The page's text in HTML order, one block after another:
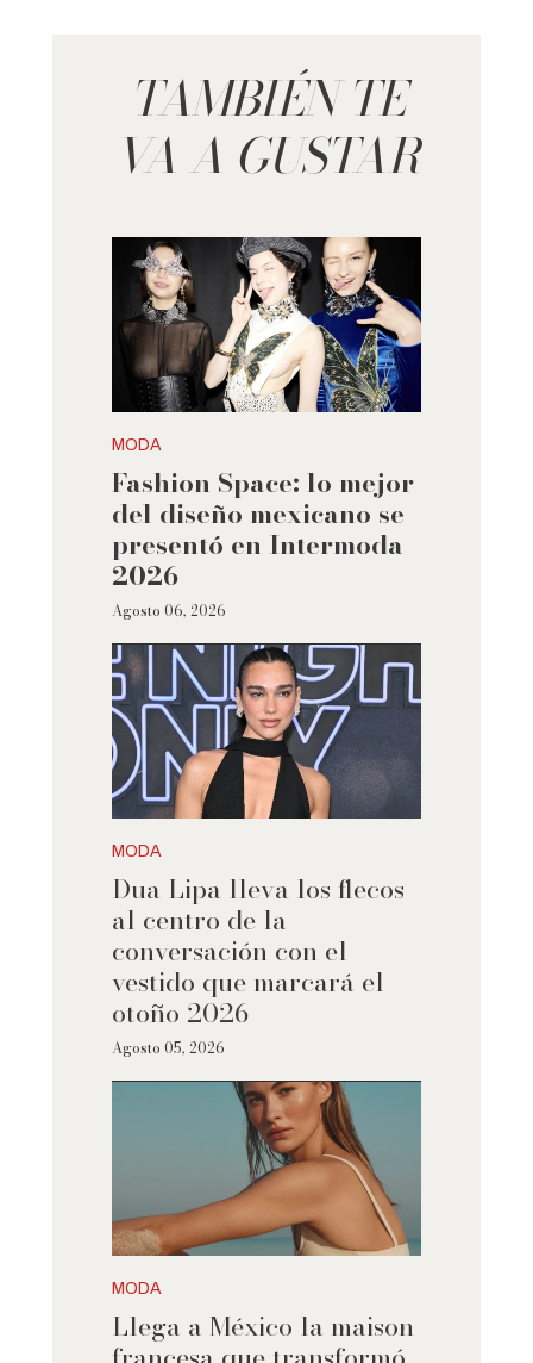
TAMBIÉN TE
VA A GUSTAR
MODA
Fashion Space: lo mejor
del diseño mexicano se
presentó en Intermoda
2026
Agosto 06, 2026
MODA
Dua Lipa lleva los flecos
al centro de la
conversación con el
vestido que marcará el
otoño 2026
Agosto 05, 2026
MODA
Llega a México la maison